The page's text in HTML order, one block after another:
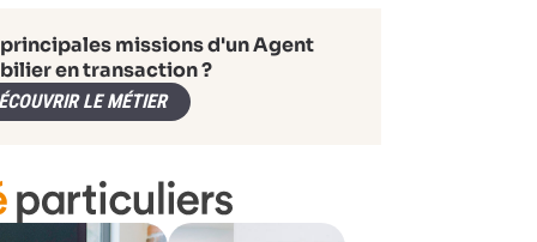
missions d'un Agent
en transaction ?
LE MÉTIER